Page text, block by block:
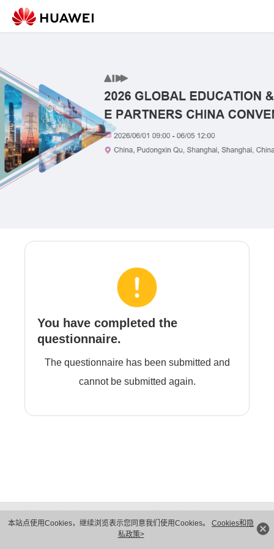
本站点使用Cookies，继续浏览表示您同意我们使用Cookies。 Cookies和隐
私政策>
You have completed the
questionnaire.
The questionnaire has been submitted and
cannot be submitted again.
隐私保护
法律声明